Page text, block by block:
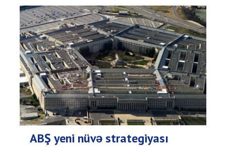
ABŞ yeni nüvə strategiyası